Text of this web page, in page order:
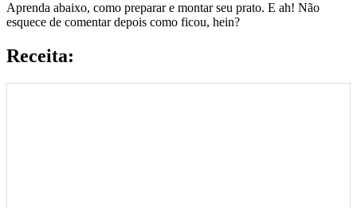
Aprenda abaixo, como preparar e montar seu prato. E ah! Não
esquece de comentar depois como ficou, hein?
Receita: